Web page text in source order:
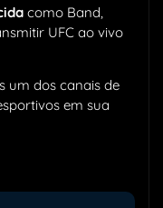
como Band,
UFC ao vivo
um dos canais de
em sua